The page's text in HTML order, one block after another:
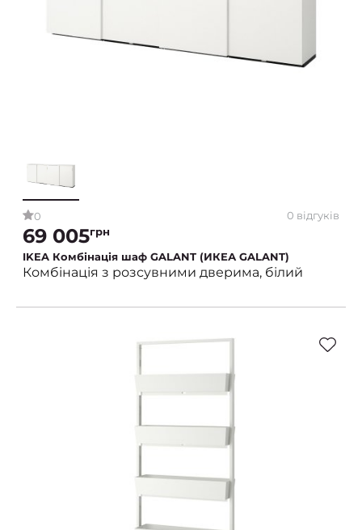
0 0 відгуків
69 005грн
IKEA Комбінація шаф GALANT (ИКЕА GALANT)
Комбінація з розсувними дверима, білий